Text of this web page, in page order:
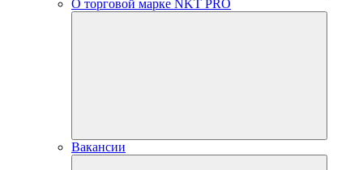
О торговой марке NKT PRO
Вакансии